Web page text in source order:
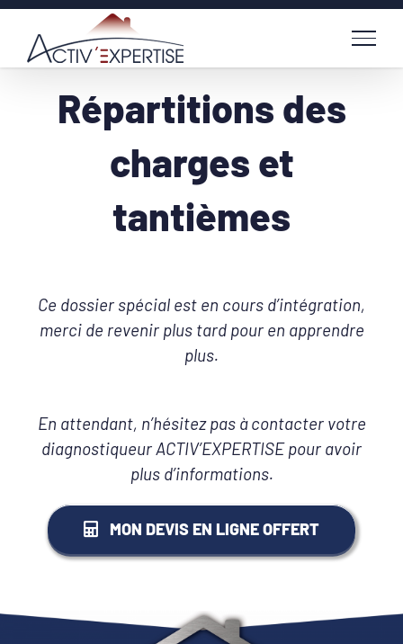
Passer
contenu
Répartitions des
charges et
tantièmes
Ce dossier spécial est en cours d’intégration,
merci de revenir plus tard pour en apprendre
plus.
En attendant, n’hésitez pas à contacter votre
diagnostiqueur ACTIV’EXPERTISE pour avoir
plus d’informations.
MON DEVIS EN LIGNE OFFERT